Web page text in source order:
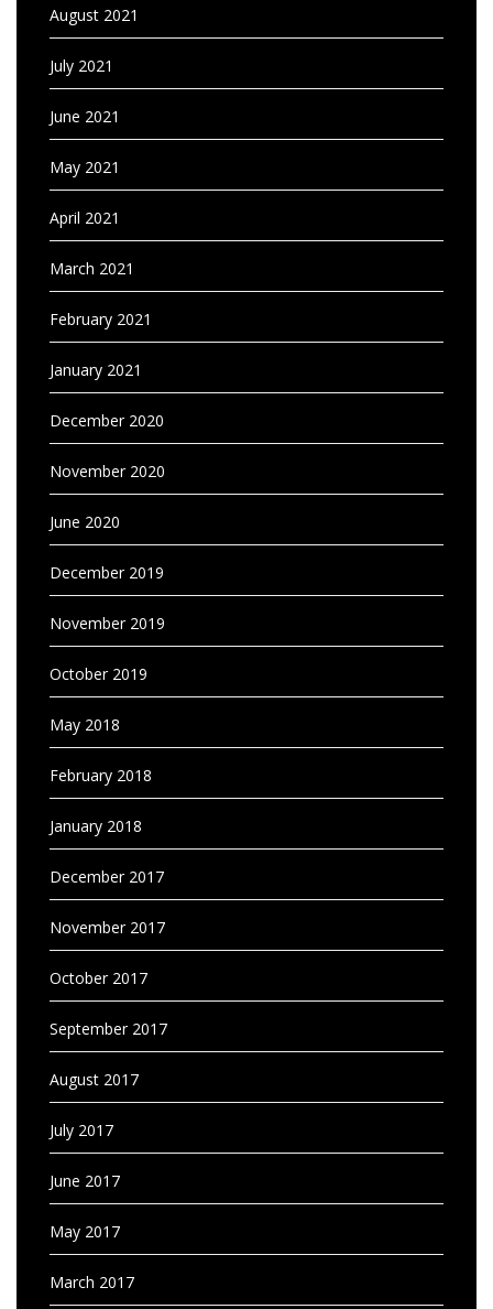
August 2021
July 2021
June 2021
May 2021
April 2021
March 2021
February 2021
January 2021
December 2020
November 2020
June 2020
December 2019
November 2019
October 2019
May 2018
February 2018
January 2018
December 2017
November 2017
October 2017
September 2017
August 2017
July 2017
June 2017
May 2017
March 2017